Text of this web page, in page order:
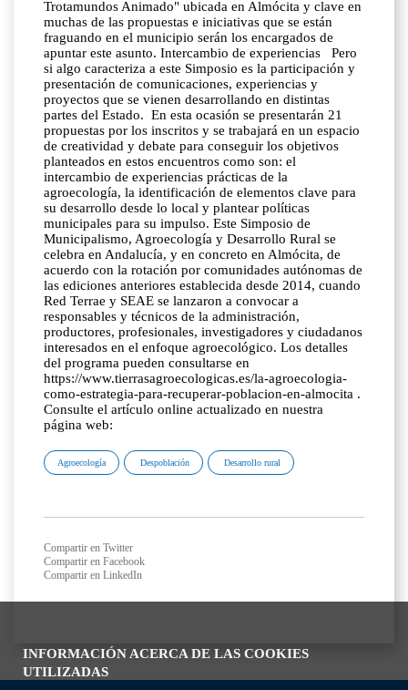
INFORMACIÓN ACERCA DE LAS COOKIES
UTILIZADAS
Trotamundos Animado" ubicada en Almócita y clave en
muchas de las propuestas e iniciativas que se están
fraguando en el municipio serán los encargados de
apuntar este asunto. Intercambio de experiencias Pero
si algo caracteriza a este Simposio es la participación y
presentación de comunicaciones, experiencias y
proyectos que se vienen desarrollando en distintas
partes del Estado. En esta ocasión se presentarán 21
propuestas por los inscritos y se trabajará en un espacio
de creatividad y debate para conseguir los objetivos
planteados en estos encuentros como son: el
intercambio de experiencias prácticas de la
agroecología, la identificación de elementos clave para
su desarrollo desde lo local y plantear políticas
municipales para su impulso. Este Simposio de
Municipalismo, Agroecología y Desarrollo Rural se
celebra en Andalucía, y en concreto en Almócita, de
acuerdo con la rotación por comunidades autónomas de
las ediciones anteriores establecida desde 2014, cuando
Red Terrae y SEAE se lanzaron a convocar a
responsables y técnicos de la administración,
productores, profesionales, investigadores y ciudadanos
interesados en el enfoque agroecológico. Los detalles
del programa pueden consultarse en
https://www.tierrasagroecologicas.es/la-agroecologia-
como-estrategia-para-recuperar-poblacion-en-almocita .
Consulte el artículo online actualizado en nuestra
página web:
Agroecología Despoblación Desarrollo rural
Compartir en Twitter
Compartir en Facebook
Compartir en LinkedIn